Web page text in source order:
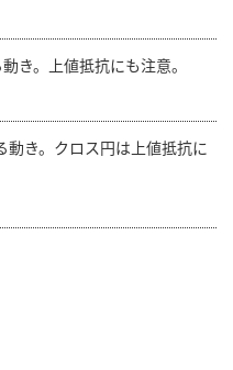
き。上値抵抗にも注意。
動き。クロス円は上値抵抗に